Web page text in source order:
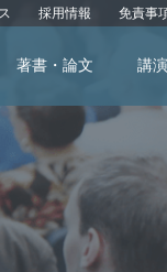
採用情報 免責事
著書・論文 講演
Preservation,